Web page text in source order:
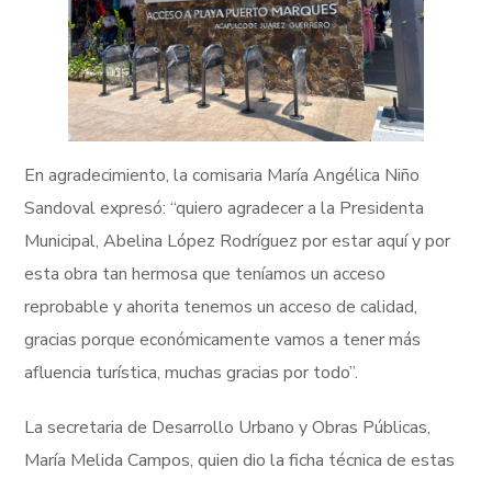
En agradecimiento, la comisaria María Angélica Niño
Sandoval expresó: “quiero agradecer a la Presidenta
Municipal, Abelina López Rodríguez por estar aquí y por
esta obra tan hermosa que teníamos un acceso
reprobable y ahorita tenemos un acceso de calidad,
gracias porque económicamente vamos a tener más
afluencia turística, muchas gracias por todo”.
La secretaria de Desarrollo Urbano y Obras Públicas,
María Melida Campos, quien dio la ficha técnica de estas